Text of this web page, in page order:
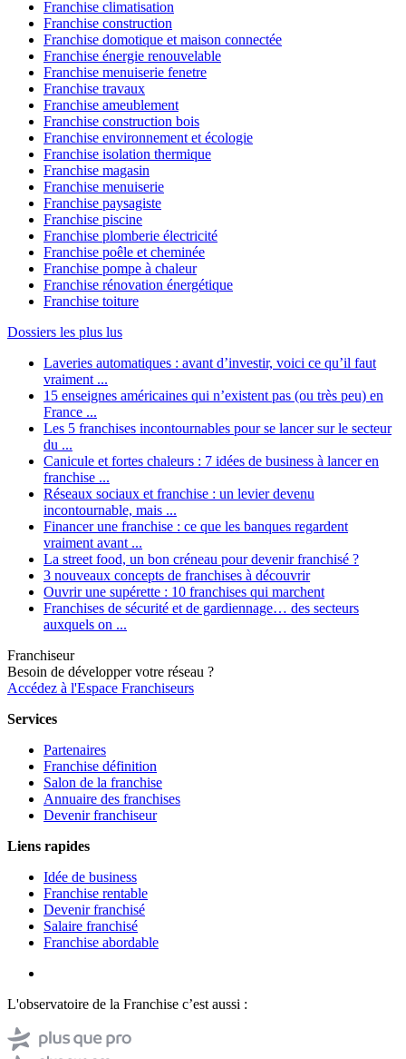
Franchise climatisation
Franchise construction
Franchise domotique et maison connectée
Franchise énergie renouvelable
Franchise menuiserie fenetre
Franchise travaux
Franchise ameublement
Franchise construction bois
Franchise environnement et écologie
Franchise isolation thermique
Franchise magasin
Franchise menuiserie
Franchise paysagiste
Franchise piscine
Franchise plomberie électricité
Franchise poêle et cheminée
Franchise pompe à chaleur
Franchise rénovation énergétique
Franchise toiture
Dossiers les plus lus
Laveries automatiques : avant d’investir, voici ce qu’il faut
vraiment ...
15 enseignes américaines qui n’existent pas (ou très peu) en
France ...
Les 5 franchises incontournables pour se lancer sur le secteur
du ...
Canicule et fortes chaleurs : 7 idées de business à lancer en
franchise ...
Réseaux sociaux et franchise : un levier devenu
incontournable, mais ...
Financer une franchise : ce que les banques regardent
vraiment avant ...
La street food, un bon créneau pour devenir franchisé ?
3 nouveaux concepts de franchises à découvrir
Ouvrir une supérette : 10 franchises qui marchent
Franchises de sécurité et de gardiennage… des secteurs
auxquels on ...
Franchiseur
Besoin de développer votre réseau ?
Accédez à l'Espace Franchiseurs
Services
Partenaires
Franchise définition
Salon de la franchise
Annuaire des franchises
Devenir franchiseur
Liens rapides
Idée de business
Franchise rentable
Devenir franchisé
Salaire franchisé
Franchise abordable
L'observatoire de la Franchise c’est aussi :